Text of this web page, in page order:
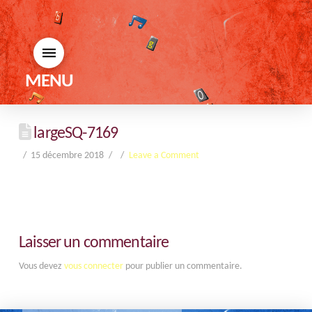
MENU
largeSQ-7169
15 décembre 2018 Leave a Comment
Laisser un commentaire
Vous devez vous connecterpour publier un commentaire.